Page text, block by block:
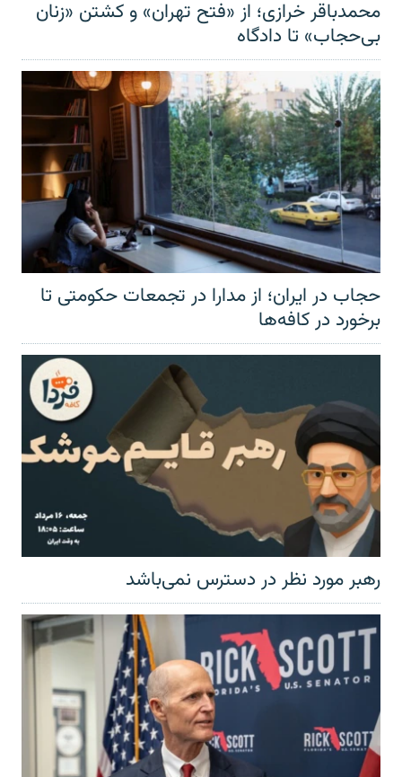
محمدباقر خرازی؛ از «فتح تهران» و کشتن «زنان
بی‌حجاب» تا دادگاه
حجاب در ایران؛ از مدارا در تجمعات حکومتی تا
برخورد در کافه‌ها
رهبر مورد نظر در دسترس نمی‌باشد